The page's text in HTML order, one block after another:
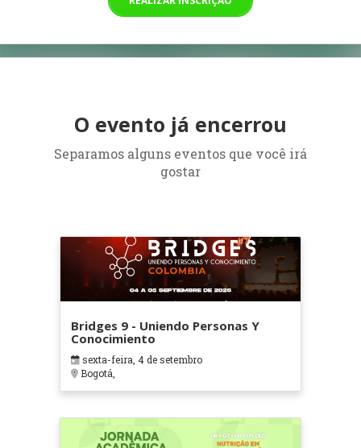
O evento já encerrou
Separamos alguns eventos que você irá
gostar
Bridges 9 - Uniendo Personas Y
Conocimiento
sexta-feira, 4 de setembro
Bogotá,